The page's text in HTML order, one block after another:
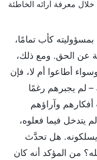
معرفة آرائه الخاطئة
كأب تمامًا،
عن الحق. ومع ذلك،
أطاعوا أم لا، فإن
– لم يجبرهم رغمًا
وآراؤهم
يتدخل فيما فعلوه،
يسلكونه. هل تحدَّث
من المؤكد أنه كان